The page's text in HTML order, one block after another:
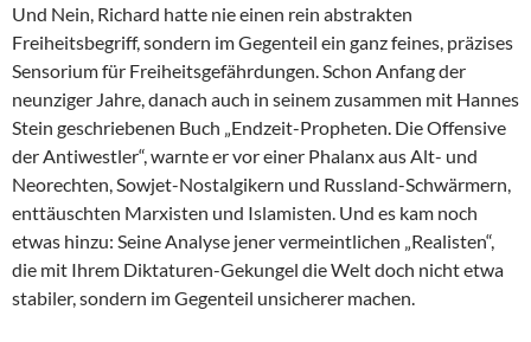
Und Nein, Richard hatte nie einen rein abstrakten
Freiheitsbegriff, sondern im Gegenteil ein ganz feines, präzises
Sensorium für Freiheitsgefährdungen. Schon Anfang der
neunziger Jahre, danach auch in seinem zusammen mit Hannes
Stein geschriebenen Buch „Endzeit-Propheten. Die Offensive
der Antiwestler“, warnte er vor einer Phalanx aus Alt- und
Neorechten, Sowjet-Nostalgikern und Russland-Schwärmern,
enttäuschten Marxisten und Islamisten. Und es kam noch
etwas hinzu: Seine Analyse jener vermeintlichen „Realisten“,
die mit Ihrem Diktaturen-Gekungel die Welt doch nicht etwa
stabiler, sondern im Gegenteil unsicherer machen.